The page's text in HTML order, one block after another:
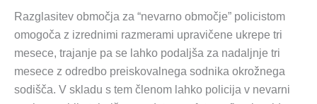
Razglasitev območja za “nevarno območje” policistom
omogoča z izrednimi razmerami upravičene ukrepe tri
mesece, trajanje pa se lahko podaljša za nadaljnje tri
mesece z odredbo preiskovalnega sodnika okrožnega
sodišča. V skladu s tem členom lahko policija v nevarni